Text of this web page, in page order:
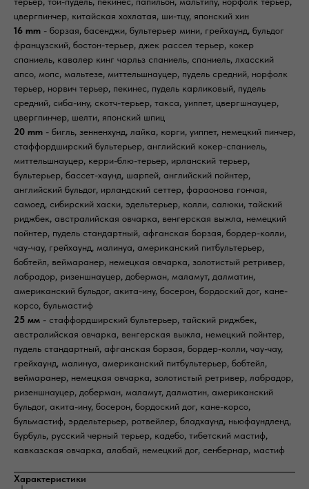
цвергпинчер, китайская хохлатая, ши-тцу, японский хин
16 mm - борзая, басенджи, бультерьер мини, грейхаунд, бульдог
французский, бостон-терьер, джек рассел терьер, кокер
спаниель, кавалер кинг чарльз спаниель, спаниель, лхасский
апсо, мопс, мальтезе, миттельшнауцер, пудель средний, норфолк
терьер, норвич терьер, пекинес, пудель карликовый, пудель
средний, сиба-ину, скотч-терьер, такса, уиппет, цвергшнауцер,
цвергпинчер, шелти, японский шпиц
20 mm - бигль, зенненхунд, лайка, корги, уиппет, немецкий пинчер,
стаффордширский бультерьер, английский кокер-спаниель,
миттельшнауцер, керри-блю-терьер, ирланский терьер,
бультерьер, бассет-хаунд, шарпей, английский пойнтер,
английский бульдог, ирландский сеттер, фараонова гончая,
самоед, сибирский хаски, эдельтерьер, колли, салюки, тайский
риджбек, австралийская овчарка, венгерская выжла, немецкий
пойнтер, пудель стандартный, афганская борзая, бордер-колли,
чау-чау, грейхаунд, малинуа, американский питбультерьер,
бобтейл, веймаранер, немецкая овчарка, золотистый ретривер,
лабрадор, ризеншнауцер, доберман, маламут, далматин,
американский бульдог, акита-ину, босерон, бордоский дог, кане-
корсо, бульмастиф
25 мм - стаффордширский бультерьер, тайский риджбек,
австралийская овчарка, венгерская выжла, немецкий пойнтер,
пудель стандартный, афганская борзая, бордер-колли, чау-чау,
грейхаунд, малинуа, американский питбультерьер, бобтейл,
веймаранер, немецкая овчарка, золотистый ретривер, лабрадор,
ризеншнауцер, доберман, маламут, далматин, американский
бульдог, акита-ину, босерон, бордоский дог, кане-корсо,
бульмастиф, эрдельтерьер, ротвейлер, бладхаунд, ньюфаундленд,
бурбуль, русский черный терьер, кадебо, тибетский мастиф,
кавказская овчарка, алабай, немецкий дог, сенбернар, мастиф
Характеристики